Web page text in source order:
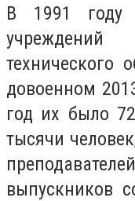
В 1991 году
технического
довоенном
год их было
тысячи
выпускников